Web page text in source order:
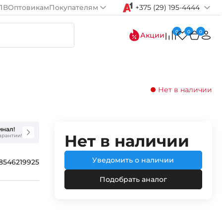
ОптовикамПокупателям +375 (29) 195-4444
Акции 0 0 0
Нет в наличии
Нет в наличии
Уведомить о наличии
Подобрать аналог